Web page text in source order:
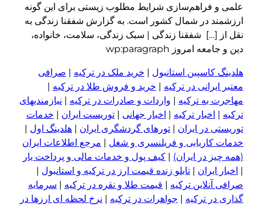
علمی و فراهم‌سازی شرایط مطلوب زیستی برای این گونه
ارزشمند در شمال کشور است. به گزارش شفقنا زندگی به
نقل از […] شفقنا زندگی | سبک زندگی، سلامت، خانواده،
دین و جامعه امروز wp:paragraph
هلدینگ کاسپین استانبول | خرید ملک در ترکیه | صرافی
معتبر ایرانی در ترکیه | خرید و فروش طلا در ترکیه |
مهاجرت به ترکیه | واردات و صادرات در ترکیه | نیازمندیهای
ترکیه | اخبار ترکیه | اخبار جهانی | توریست ایران | خدمات
توریستی در ایران | تورهای گردشگری ایران | هلدینگ اول |
خدمات کاریابی و فریلنسری و شغل | مرجع اطلاعات ایران
(همه چیز در ایران) | کیف پول و خدمات مالی و پرداخت یار
| اخبار ایران | تابلو زنده قیمت ارز در ترکیه و استانبول |
صرافی آنلاین ترکیه | قیمت طلا و نقره در ترکیه | سرمایه
گذاری در ترکیه | جواهرات در ترکیه | نرخ لحظه ای ارزها در